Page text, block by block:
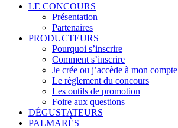
LE CONCOURS
Présentation
Partenaires
PRODUCTEURS
Pourquoi s’inscrire
Comment s’inscrire
Je crée ou j’accède à mon compte
Le règlement du concours
Les outils de promotion
Foire aux questions
DÉGUSTATEURS
PALMARÈS